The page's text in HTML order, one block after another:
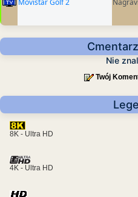
Movistar Golf 2
Nie
Twój
8K - Ultra HD
4K - Ultra HD